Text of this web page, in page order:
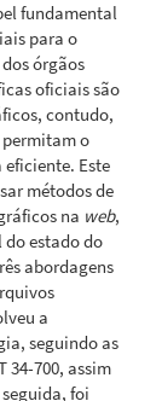
fundamental
para o
órgãos
oficiais são
contudo,
o
Este
métodos de
na web,
estado do
abordagens
a
seguindo as
34-700, assim
foi